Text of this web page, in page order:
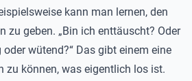
kann man lernen, den
zu geben. „Bin ich enttäuscht? Oder
wütend?“ Das gibt einem eine
zu können, was eigentlich los ist.